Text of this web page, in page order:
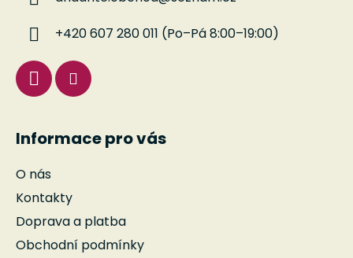
y
+420 607 280 011 (Po–Pá 8:00–19:00)
Informace pro vás
O nás
Kontakty
Doprava a platba
Obchodní podmínky